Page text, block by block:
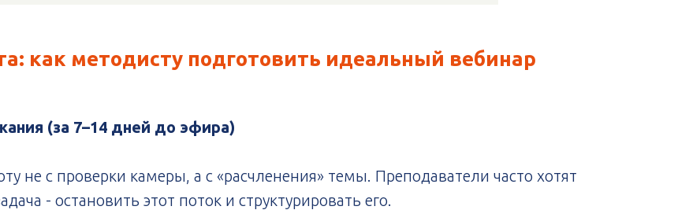
как методисту подготовить идеальный вебинар
(за 7–14 дней до эфира)
не с проверки камеры, а с «расчленения» темы. Преподаватели часто хотят
- остановить этот поток и структурировать его.